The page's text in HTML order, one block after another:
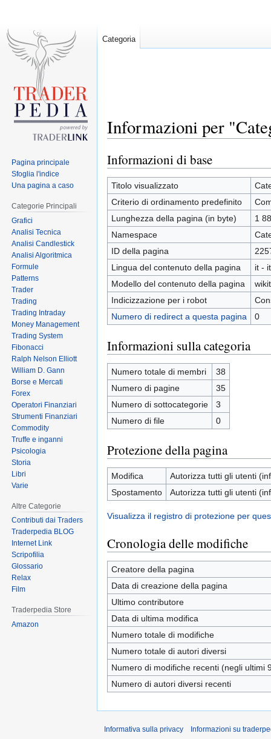
Informazioni per
Jump
to
navigation
Jump
to
search
Informazioni di base
Titolo visualizzato
Criterio di ordinamento predefinito
Lunghezza della pagina (in byte)
1
Namespace
ID della pagina
Lingua del contenuto della pagina
it -
Modello del contenuto della pagina
Indicizzazione per i robot
Numero di redirect a questa pagina
0
Informazioni sulla categoria
Numero totale di membri
38
Numero di pagine
35
Numero di sottocategorie
3
Numero di file
0
Protezione della pagina
Modifica
Autorizza tutti gli utenti
Spostamento
Autorizza tutti gli utenti
Visualizza il registro di protezione per
Cronologia delle modifiche
Creatore della pagina
Data di creazione della pagina
Ultimo contributore
Data di ultima modifica
Numero totale di modifiche
Numero totale di autori diversi
Numero di modifiche recenti (negli ultimi
Numero di autori diversi recenti
Categoria
Pagina principale
Sfoglia l'indice
Una pagina a caso
Categorie Principali
Grafici
Analisi Tecnica
Analisi Candlestick
Analisi Algoritmica
Formule
Patterns
Trader
Trading
Trading Intraday
Money Management
Trading System
Fibonacci
Ralph Nelson Elliott
William D. Gann
Borse e Mercati
Forex
Operatori Finanziari
Strumenti Finanziari
Commodity
Truffe e inganni
Psicologia
Storia
Libri
Varie
Altre Categorie
Contributi dai Traders
Traderpedia BLOG
Internet Link
Scripofilia
Glossario
Relax
Film
Traderpedia Store
Amazon
Informativa sulla privacy Informazioni su